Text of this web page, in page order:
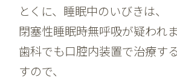
とくに、睡眠中のいびきは、
閉塞性睡眠時無呼吸が疑われま
歯科でも口腔内装置で治療す
すので、